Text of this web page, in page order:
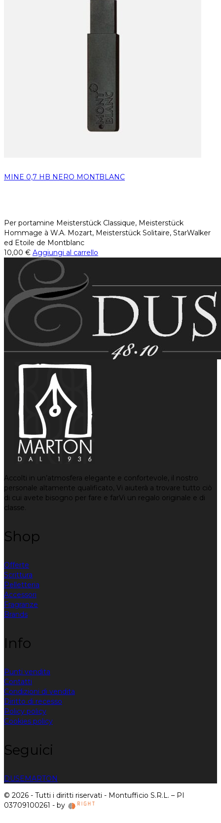
MINE 0,7 HB NERO MONTBLANC
Per portamine Meisterstück Classique, Meisterstück
Hommage à W.A. Mozart, Meisterstück Solitaire, StarWalker
ed Etoile de Montblanc
10,00 € Aggiungi al carrello
Accolti in un’atmosfera elegante e confortevole, il nostro
personale altamente qualificato, Vi aiuterà a trovare tutto ciò
di cui avete bisogno per fare e farVi un regalo originale e di
classe.
Shop
Offerte
Scrittura
Pelletteria
Accessori
Fragranze
Brands
Info
Punti vendita
Contatti
Condizioni di vendita
Diritto di recesso
Policy policy
Cookies policy
Seguici
DUSEMARTON
© 2026 - Tutti i diritti riservati - Montufficio S.R.L. – PI
03709100261 - by